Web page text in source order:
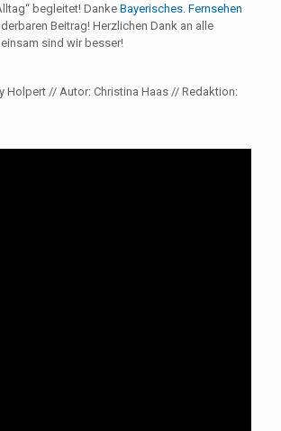
begleitet! Danke Bayerisches. Fernsehen
Beitrag! Herzlichen Dank an alle
sind wir besser!
Holpert // Autor: Christina Haas // Redaktion: